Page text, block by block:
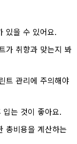
있을 수 있어요.
가 취향과 맞는지 봐
트 관리에 주의해야
는 것이 좋아요.
총비용을 계산하는